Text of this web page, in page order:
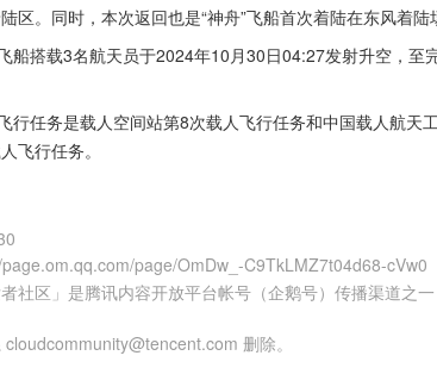
区。同时，本次返回也是“神舟”飞船首次着陆在东风着陆
船搭载3名航天员于2024年10月30日04:27发射升空，
行任务是载人空间站第8次载人飞行任务和中国载人航天
飞行任务。
page/OmDw_-C9TkLMZ7t04d68-cVw0
社区」是腾讯内容开放平台帐号（企鹅号）传播渠道之
删除。